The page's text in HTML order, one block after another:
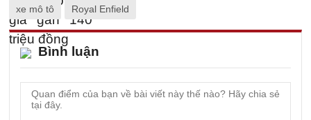
xe mô tô Royal Enfield
Bình luận